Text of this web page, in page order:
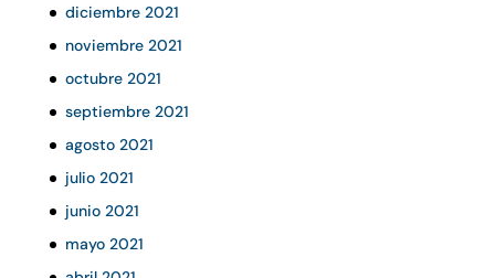
diciembre 2021
noviembre 2021
octubre 2021
septiembre 2021
agosto 2021
julio 2021
junio 2021
mayo 2021